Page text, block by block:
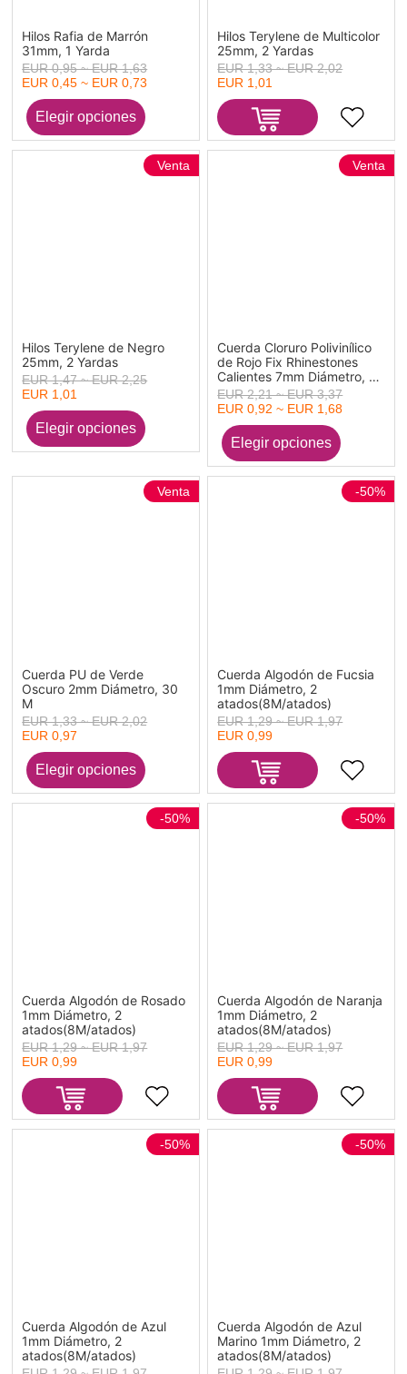
Hilos Rafia de Marrón
31mm, 1 Yarda
EUR 0,95 ~ EUR 1,63
EUR 0,45 ~ EUR 0,73
Hilos Terylene de Multicolor
25mm, 2 Yardas
EUR 1,33 ~ EUR 2,02
EUR 1,01
Hilos Terylene de Negro
25mm, 2 Yardas
Venta
EUR 1,47 ~ EUR 2,25
EUR 1,01
Cuerda Cloruro Polivinílico
de Rojo Fix Rhinestones
Calientes 7mm Diámetro, 2
M
Venta
EUR 2,21 ~ EUR 3,37
EUR 0,92 ~ EUR 1,68
Cuerda PU de Verde
Oscuro 2mm Diámetro, 30
M
Venta
EUR 1,33 ~ EUR 2,02
EUR 0,97
Cuerda Algodón de Fucsia
1mm Diámetro, 2
atados(8M/atados)
-50%
EUR 1,29 ~ EUR 1,97
EUR 0,99
Cuerda Algodón de Rosado
1mm Diámetro, 2
atados(8M/atados)
-50%
EUR 1,29 ~ EUR 1,97
EUR 0,99
Cuerda Algodón de Naranja
1mm Diámetro, 2
atados(8M/atados)
-50%
EUR 1,29 ~ EUR 1,97
EUR 0,99
Cuerda Algodón de Azul
1mm Diámetro, 2
atados(8M/atados)
-50%
Cuerda Algodón de Azul
Marino 1mm Diámetro, 2
atados(8M/atados)
-50%